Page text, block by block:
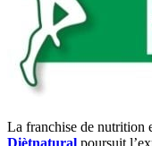
La franchise de nutrition